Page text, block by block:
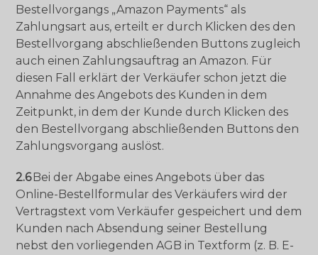
Bestellvorgangs „Amazon Payments“ als
Zahlungsart aus, erteilt er durch Klicken des den
Bestellvorgang abschließenden Buttons zugleich
auch einen Zahlungsauftrag an Amazon. Für
diesen Fall erklärt der Verkäufer schon jetzt die
Annahme des Angebots des Kunden in dem
Zeitpunkt, in dem der Kunde durch Klicken des
den Bestellvorgang abschließenden Buttons den
Zahlungsvorgang auslöst.
2.6Bei der Abgabe eines Angebots über das
Online-Bestellformular des Verkäufers wird der
Vertragstext vom Verkäufer gespeichert und dem
Kunden nach Absendung seiner Bestellung
nebst den vorliegenden AGB in Textform (z. B. E-